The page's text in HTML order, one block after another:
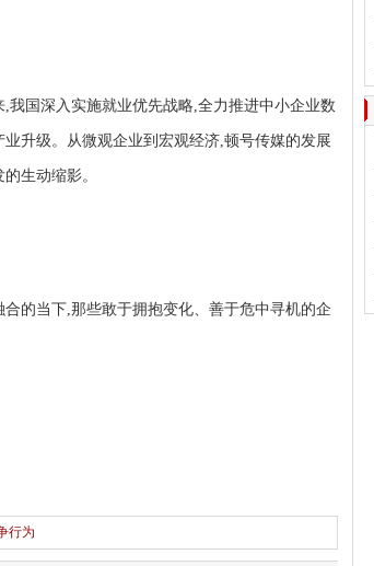
国深入实施就业优先战略,全力推进中小企业数
业升级。 从微观企业到宏观经济,顿号传媒的发展
生动缩影。
的当下,那些敢于拥抱变化、善于危中寻机的企
行为